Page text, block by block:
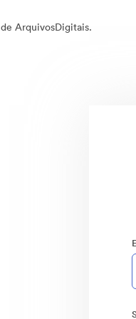
ArquivosDigitais.